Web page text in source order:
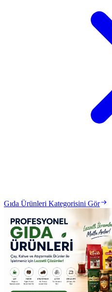
Gıda Ürünleri Kategorisini Gör